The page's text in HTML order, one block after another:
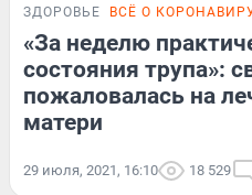
ЗДОРОВЬЕ ВСЁ О
«За неделю
состояния трупа»:
пожаловалась на
матери
29 июля, 2021, 16:10 18 529